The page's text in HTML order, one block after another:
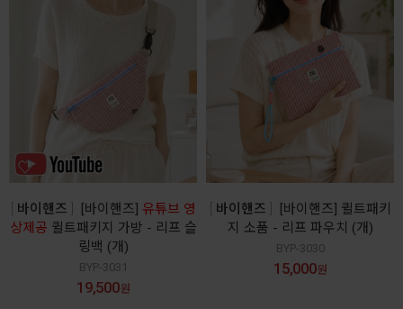
바이핸즈 [바이핸즈] 유튜브 영
상제공 퀼트패키지 가방 - 리프 슬
링백 (개)
BYP-3031
19,500원
바이핸즈
[바이핸즈] 퀼트패키
지 소품 - 리프 파우치 (개)
BYP-3030
15,000원